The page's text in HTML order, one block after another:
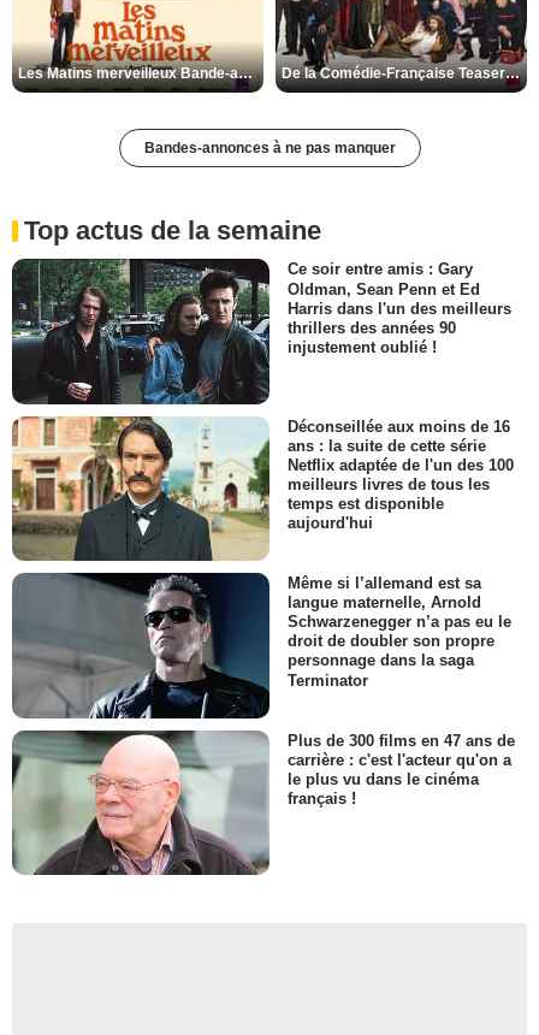
Les Matins merveilleux Bande-annonce VF De la Comédie-Française Teaser VF
Bandes-annonces à ne pas manquer
Top actus de la semaine
Ce soir entre amis : Gary
Oldman, Sean Penn et Ed
Harris dans l'un des meilleurs
thrillers des années 90
injustement oublié !
Déconseillée aux moins de 16
ans : la suite de cette série
Netflix adaptée de l'un des 100
meilleurs livres de tous les
temps est disponible
aujourd'hui
Même si l’allemand est sa
langue maternelle, Arnold
Schwarzenegger n’a pas eu le
droit de doubler son propre
personnage dans la saga
Terminator
Plus de 300 films en 47 ans de
carrière : c'est l'acteur qu'on a
le plus vu dans le cinéma
français !